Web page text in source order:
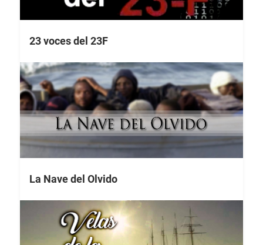
23 voces del 23F
La Nave del Olvido